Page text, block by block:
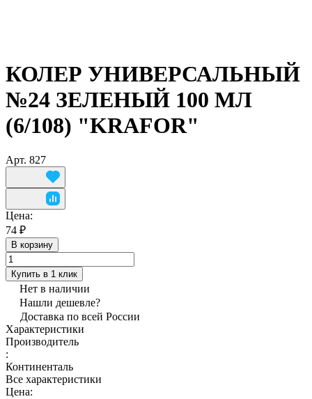
КОЛЕР УНИВЕРСАЛЬНЫЙ
№24 ЗЕЛЕНЫЙ 100 МЛ
(6/108) "KRAFOR"
Арт. 827
Цена:
74 ₽
В корзину
Купить в 1 клик
Нет в наличии
Нашли дешевле?
Доставка по всей России
Характеристики
Производитель
:
Континенталь
Все характеристики
Цена: